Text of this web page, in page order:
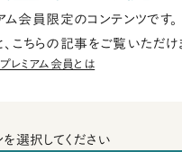
ム会員限定のコンテンツです。
こちらの記事をご覧いただけ
プレミアム会員とは
を選択してください